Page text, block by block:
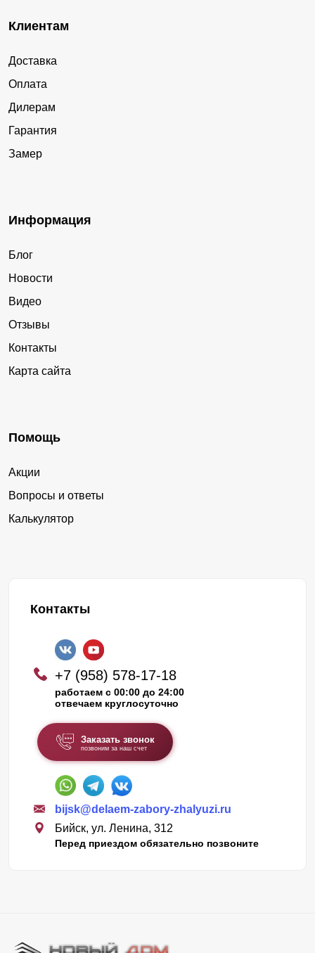
Клиентам
Доставка
Оплата
Дилерам
Гарантия
Замер
Информация
Блог
Новости
Видео
Отзывы
Контакты
Карта сайта
Помощь
Акции
Вопросы и ответы
Калькулятор
Контакты
+7 (958) 578-17-18
работаем с 00:00 до 24:00
отвечаем круглосуточно
Заказать звонок
позвоним за наш счет
bijsk@delaem-zabory-zhalyuzi.ru
Бийск, ул. Ленина, 312
Перед приездом обязательно позвоните